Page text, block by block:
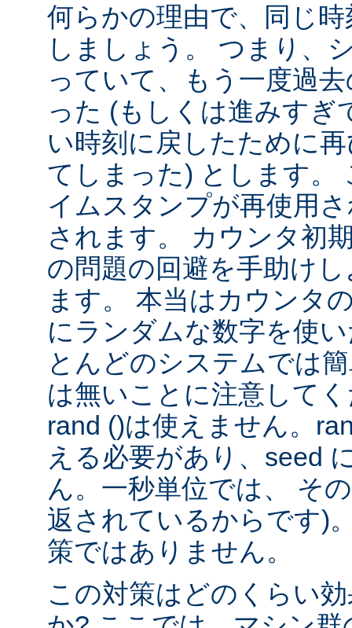
何らかの理由で、同じ
しましょう。 つまり、
っていて、もう一度過
った (もしくは進みすぎ
い時刻に戻したために
てしまった) とします。
イムスタンプが再使用
されます。 カウンタ初
の問題の回避を手助け
ます。 本当はカウンタ
にランダムな数字を使
とんどのシステムでは
は無いことに注意して
rand ()は使えません。
える必要があり、seed
ん。一秒単位では、 そ
返されているからです)
策ではありません。
この対策はどのくらい